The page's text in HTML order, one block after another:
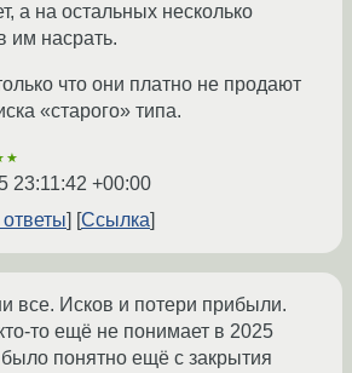
а на остальных несколько
им насрать.
что они платно не продают
«старого» типа.
23:11:42 +00:00
Ссылка
все. Исков и потери прибыли.
то ещё не понимает в 2025
было понятно ещё с закрытия